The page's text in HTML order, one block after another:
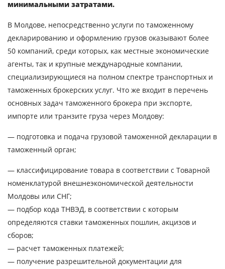
минимальными затратами.
В Молдове, непосредственно услуги по таможенному
декларированию и оформлению грузов оказывают более
50 компаний, среди которых, как местные экономические
агенты, так и крупные международные компании,
специализирующиеся на полном спектре транспортных и
таможенных брокерских услуг. Что же входит в перечень
основных задач таможенного брокера при экспорте,
импорте или транзите груза через Молдову:
— подготовка и подача грузовой таможенной декларации в
таможенный орган;
— классифицирование товара в соответствии с Товарной
номенклатурой внешнеэкономической деятельности
Молдовы или СНГ;
— подбор кода ТНВЭД, в соответствии с которым
определяются ставки таможенных пошлин, акцизов и
сборов;
— расчет таможенных платежей;
— получение разрешительной документации для